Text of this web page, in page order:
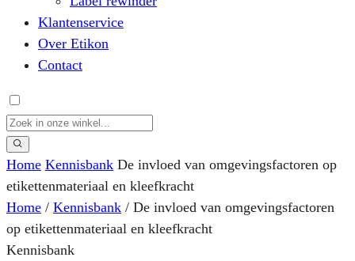
Klantenservice
Over Etikon
Contact
Home Kennisbank De invloed van omgevingsfactoren op
etikettenmateriaal en kleefkracht
Home / Kennisbank / De invloed van omgevingsfactoren
op etikettenmateriaal en kleefkracht
Kennisbank